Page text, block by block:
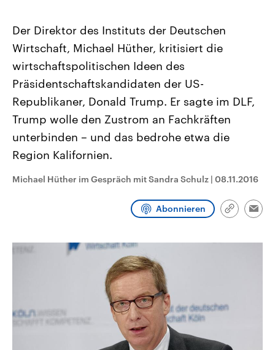
Landtagswahl Sachsen-Anhalt
2026
Alle Informationen
Sachsen-Anhalt wählt am 6.
September 2026 einen neuen
Landtag. Seit 2021 wird das
Bundesland von einer Koalition aus
CDU, SPD und FDP regiert.-
Umfragen, Prognosen,
Wahlprogramme, aktuelle Berichte
und Hintergründe zu den Parteien
Wahl.
USA
Aktuelle Beiträge,
Hintergründe
Wirtschaftlich und
gehören die Vereinigten
den mächtigsten Ländern
mit großem Einfluss auf
Sendungen Programm
Der Direktor des Instituts der Deutschen
Wirtschaft, Michael Hüther, kritisiert die
wirtschaftspolitischen Ideen des
Präsidentschaftskandidaten der US-
Republikaner, Donald Trump. Er sagte im DLF,
Trump wolle den Zustrom an Fachkräften
unterbinden – und das bedrohe etwa die
Region Kalifornien.
Michael Hüther im Gespräch mit Sandra Schulz | 08.11.2016
Abonnieren
Link